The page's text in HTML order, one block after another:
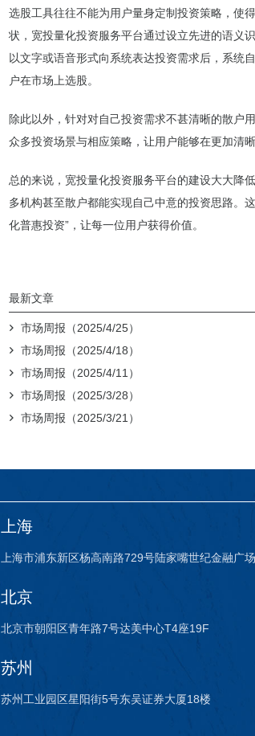
选股工具往往不能为用户量身定制投资策略，使
状，宽投量化投资服务平台通过设立先进的语义
以文字或语音形式向系统表达投资需求后，系统
户在市场上选股。
除此以外，针对对自己投资需求不甚清晰的散户
众多投资场景与相应策略，让用户能够在更加清
总的来说，宽投量化投资服务平台的建设大大降
多机构甚至散户都能实现自己中意的投资思路。
化普惠投资”，让每一位用户获得价值。
最新文章
市场周报（2025/4/25）
市场周报（2025/4/18）
市场周报（2025/4/11）
市场周报（2025/3/28）
市场周报（2025/3/21）
上海
上海市浦东新区杨高南路729号陆家嘴世纪金融广
北京
北京市朝阳区青年路7号达美中心T4座19F
苏州
苏州工业园区星阳街5号东吴证券大厦18楼